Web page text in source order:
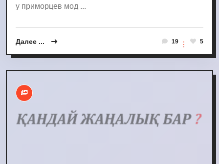
у приморцев мод ...
Далее ... 19 5